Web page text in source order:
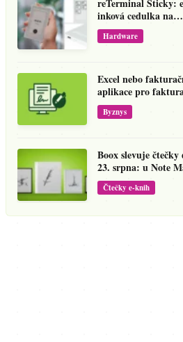
reTerminal Sticky:
inková cedulka na
ledničku, která
váš hlas na vzkaz
Hardware
Excel nebo
aplikace pro
Byznys
Boox slevuje čtečky
23. srpna: u Note
jde cena dolů o 138
Čtečky e-knih